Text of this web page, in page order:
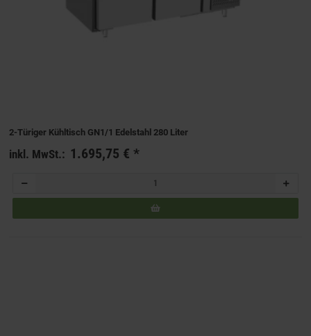
2-Türiger Kühltisch GN1/1 Edelstahl 280 Liter
inkl. MwSt.: 1.695,75 €*